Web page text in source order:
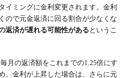
イミングに金利変更されます。金利
ので元金返済に回る割合が少なくな
返済が遅れる可能性がある というこ
月の返済額をこれまでの1.25倍にす
、金利が上昇した場合は、さらに元